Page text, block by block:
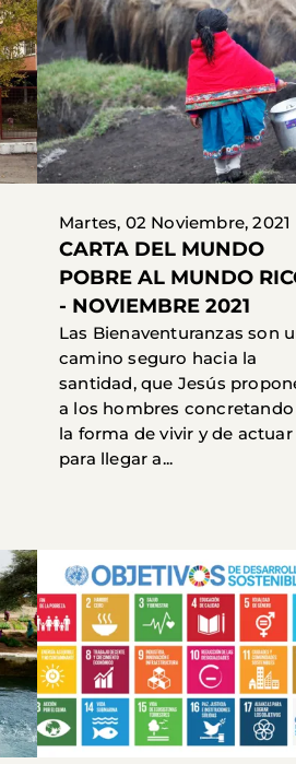
Martes, 02 Noviembre, 2021
CARTA DEL MUNDO
POBRE AL MUNDO
- NOVIEMBRE 2021
Las Bienaventuranzas son
camino seguro hacia la
santidad, que Jesús
a los hombres concretando
la forma de vivir y de actuar
para llegar a...